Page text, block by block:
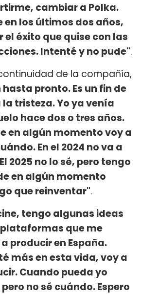
cambiar a Polka.
en los últimos dos años,
el éxito que quise con las
Intenté y no pude".
de la compañía,
hasta pronto. Es un fin de
tristeza. Yo ya venía
hace dos o tres años.
en algún momento voy a
En el 2024 no va a
2025 no lo sé, pero tengo
en algún momento
que reinventar".
tengo algunas ideas
que me
producir en España.
más en esta vida, voy a
Cuando pueda yo
no sé cuándo. Espero